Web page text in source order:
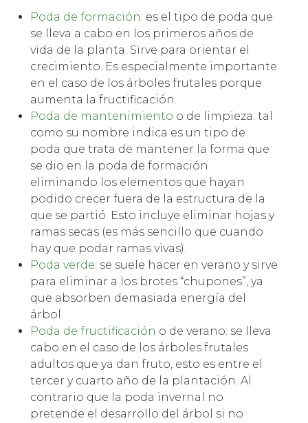
Poda de formación: es el tipo de poda que
se lleva a cabo en los primeros años de
vida de la planta. Sirve para orientar el
crecimiento. Es especialmente importante
en el caso de los árboles frutales porque
aumenta la fructificación.
Poda de mantenimiento o de limpieza: tal
como su nombre indica es un tipo de
poda que trata de mantener la forma que
se dio en la poda de formación
eliminando los elementos que hayan
podido crecer fuera de la estructura de la
que se partió. Esto incluye eliminar hojas y
ramas secas (es más sencillo que cuando
hay que podar ramas vivas).
Poda verde: se suele hacer en verano y sirve
para eliminar a los brotes “chupones”, ya
que absorben demasiada energía del
árbol.
Poda de fructificación o de verano: se lleva
cabo en el caso de los árboles frutales
adultos que ya dan fruto, esto es entre el
tercer y cuarto año de la plantación. Al
contrario que la poda invernal no
pretende el desarrollo del árbol si no